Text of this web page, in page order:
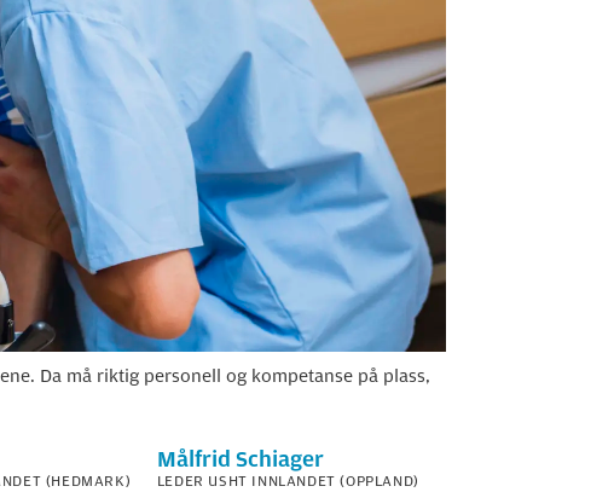
Da må riktig personell og kompetanse på plass,
(HEDMARK)
Målfrid Schiager
LEDER USHT INNLANDET (OPPLAND)